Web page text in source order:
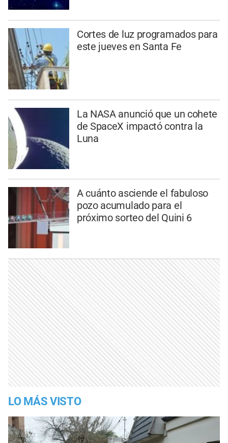
Cortes de luz programados para
este jueves en Santa Fe
La NASA anunció que un cohete
de SpaceX impactó contra la
Luna
A cuánto asciende el fabuloso
pozo acumulado para el
próximo sorteo del Quini 6
LO MÁS VISTO